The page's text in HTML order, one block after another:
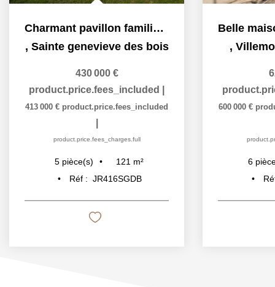
Charmant pavillon familial avec double garage et beaux...
, Sainte genevieve des bois
430 000 €
product.price.fees_included
413 000 € product.price.fees_included
product.price.fees_charges.full
5 pièce(s) 121 m²
Réf : JR416SGDB
,
600 000 €
6